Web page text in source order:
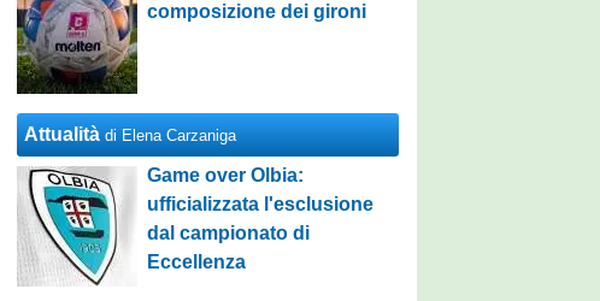
composizione dei gironi
Attualità di Elena Carzaniga
Game over Olbia:
ufficializzata l'esclusione
dal campionato di
Eccellenza